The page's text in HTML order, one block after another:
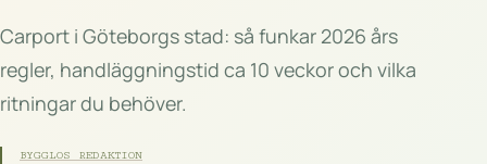
Carport i Göteborgs stad: så funkar 2026 års
regler, handläggningstid ca 10 veckor och vilka
ritningar du behöver.
BYGGLOS REDAKTION